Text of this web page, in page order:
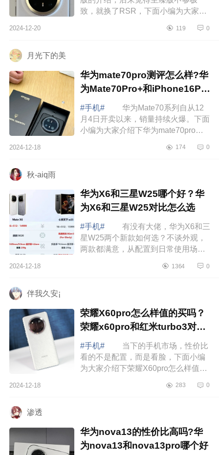
致，就换了RSR，下面小编为大家介
选哪款？哪款值得入手 华为
2024-12-20 119 0
月光下的美
华为mate70pro测评怎么样?华
为Mate70Pro+和iPhone16Pro
哪款拍照好
#手机#
华为Mate70系列自从12
月4日开卖以来，销量持续火爆。下面
小编为大家介绍下华为mate70pro测
iPhone16Pro哪款拍照好 华为
2024-12-18 174 0
秋-aiq雨
华为X6和三星W25哪个好？华
为X6和三星W25对比怎么选
#手机#
有没有大佬，华为X6和三
星W25两个新款如何选？不谈外观，
两款都满意，从配置到日常使用场景
介绍下华为X6和三星W25哪个好？华
2024-12-18 1364 0
伴我久安¡
荣耀X60pro怎么样值的买吗？
荣耀x60pro和红米turbo3对比
哪个好
#手机#
当下的手机市场，性价比
看的不是配置，而是看脸，下面小编
为大家介绍下荣耀X60pro怎么样值的
哪个好 荣耀X60pro怎么样值的买
2024-12-18 283 0
渗透
华为nova13的性价比高吗?华
为nova13和nova13pro哪个好